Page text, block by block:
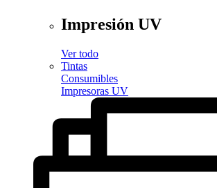
Impresión UV
Ver todo
Tintas
Consumibles
Impresoras UV